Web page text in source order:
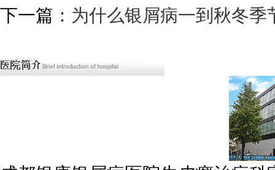
下一篇： 为什么银屑病一到秋冬